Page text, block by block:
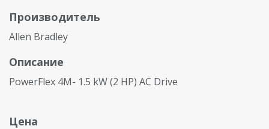
Производитель
Allen Bradley
Описание
PowerFlex 4M- 1.5 kW (2 HP) AC Drive
Цена